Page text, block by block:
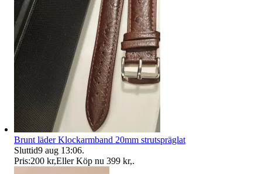
Brunt läder Klockarmband 20mm strutspräglat
Sluttid9 aug 13:06.
Pris:200 kr,Eller Köp nu 399 kr,.